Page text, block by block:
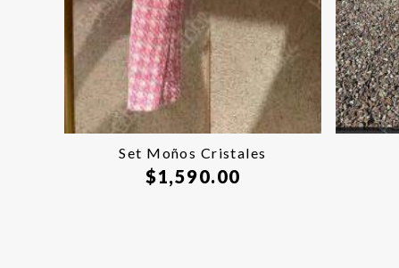
Set Moños Cristales
$1,590.00